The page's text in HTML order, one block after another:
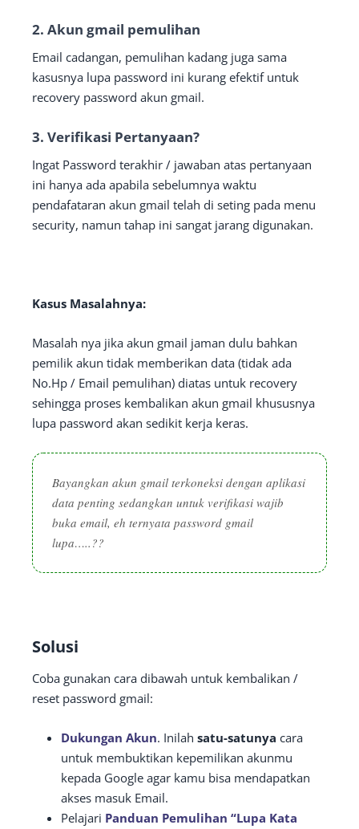
2. Akun gmail pemulihan
Email cadangan, pemulihan kadang juga sama
kasusnya lupa password ini kurang efektif untuk
recovery password akun gmail.
3. Verifikasi Pertanyaan?
Ingat Password terakhir / jawaban atas pertanyaan
ini hanya ada apabila sebelumnya waktu
pendafataran akun gmail telah di seting pada menu
security, namun tahap ini sangat jarang digunakan.
Kasus Masalahnya:
Masalah nya jika akun gmail jaman dulu bahkan
pemilik akun tidak memberikan data (tidak ada
No.Hp / Email pemulihan) diatas untuk recovery
sehingga proses kembalikan akun gmail khususnya
lupa password akan sedikit kerja keras.
Bayangkan akun gmail terkoneksi dengan aplikasi
data penting sedangkan untuk verifikasi wajib
buka email, eh ternyata password gmail
lupa…..??
Solusi
Coba gunakan cara dibawah untuk kembalikan /
reset password gmail:
Dukungan Akun. Inilah satu-satunya cara
untuk membuktikan kepemilikan akunmu
kepada Google agar kamu bisa mendapatkan
akses masuk Email.
Pelajari Panduan Pemulihan “Lupa Kata